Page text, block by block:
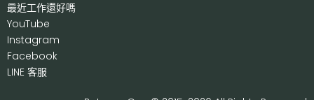
最近工作還好嗎
YouTube
Instagram
Facebook
LINE 客服